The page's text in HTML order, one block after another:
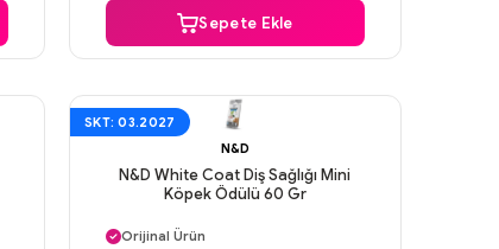
Sepete Ekle
SKT: 03.2027
N&D
N&D White Coat Diş Sağlığı Mini
Köpek Ödülü 60 Gr
Orijinal Ürün